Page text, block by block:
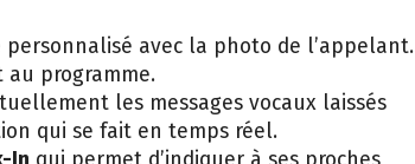
avec la photo de l’appelant.
au programme.
les messages vocaux laissés
qui se fait en temps réel.